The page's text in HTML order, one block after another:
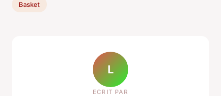
Basket
L
ECRIT PAR